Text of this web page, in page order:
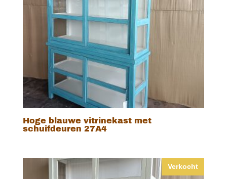
Hoge blauwe vitrinekast met
schuifdeuren 27A4
Verkocht